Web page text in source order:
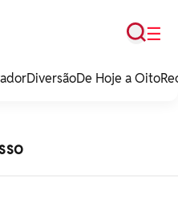
☰
Busca
DiversãoDe Hoje a Oito